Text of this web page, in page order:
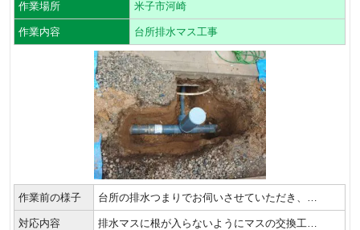
作業場所 米子市河崎
作業内容 台所排水マス工事
作業前の様子 台所の排水つまりでお伺いさせていただき、…
対応内容 排水マスに根が入らないようにマスの交換工…